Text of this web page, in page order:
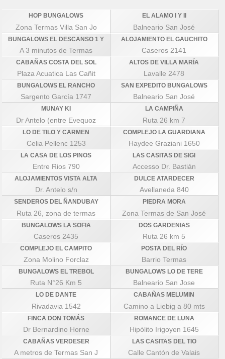
HOP BUNGALOWS
Zona Termas Villa San Jo
EL ALAMO I Y II
Balneario San José
BUNGALOWS EL DESCANSO 1 Y
A 3 minutos de Termas
ALOJAMIENTO EL GAUCHITO
Caseros 2141
CABAÑAS COSTA DEL SOL
Plaza Acuatica Las Cañit
ALTOS DE VILLA MARÍA
Lavalle 2478
BUNGALOWS EL RANCHO
Sargento García 1747
SAN EXPEDITO BUNGALOWS
Balneario San José
MUNAY KI
Dr Antelo (entre Evequoz
LA CAMPIÑA
Ruta 26 km 7
LO DE TILO Y CARMEN
Celia Pellenc 1253
COMPLEJO LA GUARDIANA
Haydee Graziani 1650
LA CASA DE LOS PINOS
Entre Rios 790
LAS CASITAS DE SIGI
Accesso Dr. Bastián
ALOJAMIENTOS VISTA ALTA
Dr. Antelo s/n
DULCE ATARDECER
Avellaneda 840
SENDEROS DEL ÑANDUBAY
Ruta 26, zona de termas
PIEDRA MORA
Zona Termas de San José
BUNGALOWS LA SOFIA
Caseros 2435
DOS GARDENIAS
Ruta 26 km 5
COMPLEJO EL CAMPITO
Zona Molino Forclaz
POSTA DEL RÍO
Barrio Termas
BUNGALOWS EL TREBOL
Ruta N°26 Km 5
BUNGALOWS LO DE TERE
Balneario San Jose
LO DE DANTE
Rivadavia 1542
CABAÑAS MELUMIN
Camino a Liebig a 80 mts
FINCA DON TOMÁS
Dr Bernardino Horne
ROMANCE DE LUNA
Hipólito Irigoyen 1645
CABAÑAS VERDESER
A metros de Termas San J
LAS CASITAS DEL TIO
Calle Cantón de Valais